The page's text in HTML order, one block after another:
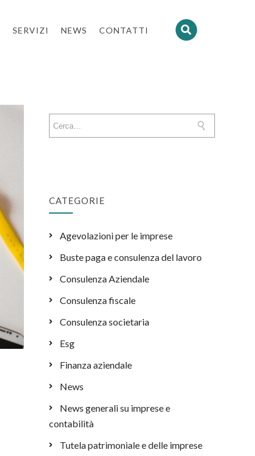
SERVIZI NEWS CONTATTI
CATEGORIE
Agevolazioni per le imprese
Buste paga e consulenza del lavoro
Consulenza Aziendale
Consulenza fiscale
Consulenza societaria
Esg
Finanza aziendale
News
News generali su imprese e
contabilità
Tutela patrimoniale e delle imprese